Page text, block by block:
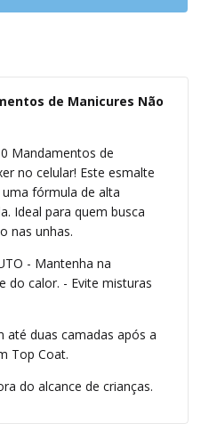
de Manicures Não
Mandamentos de
no celular! Este esmalte
fórmula de alta
Ideal para quem busca
nas unhas.
- Mantenha na
do calor. - Evite misturas
até duas camadas após a
Top Coat.
do alcance de crianças.